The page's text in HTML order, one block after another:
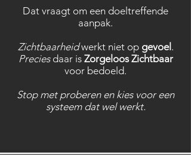
Dat vraagt om een doeltreffende
aanpak.
Zichtbaarheidwerkt niet op gevoel .
Precies daar is Zorgeloos Zichtbaar
voor bedoeld.
Stop met proberen en kies voor een
systeem dat wel werkt.